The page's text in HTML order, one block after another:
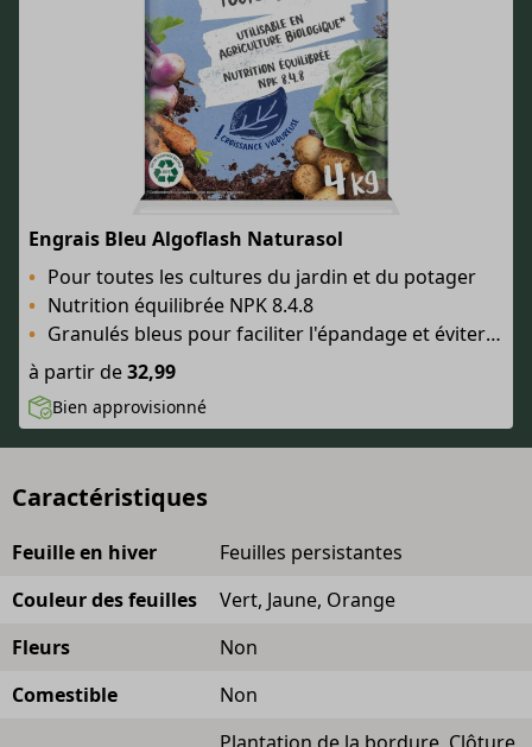
Engrais Bleu Algoflash Naturasol
Pour toutes les cultures du jardin et du potager
Nutrition équilibrée NPK 8.4.8
Granulés bleus pour faciliter l'épandage et éviter le surdosage
à partir de32,99
Bien approvisionné
Caractéristiques
Feuille en hiver
Feuilles persistantes
Couleur des feuilles
Vert, Jaune, Orange
Fleurs
Non
Comestible
Non